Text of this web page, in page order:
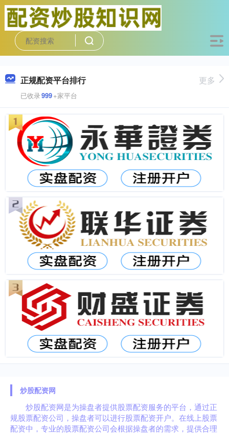
正规配资平台排行
已收录999+家平台
更多
炒股配资网
炒股配资网是为操盘者提供股票配资服务的平台，通过正
规股票配资公司，操盘者可以进行股票配资开户。在线上股票
配资中，专业的股票配资公司会根据操盘者的需求，提供合理